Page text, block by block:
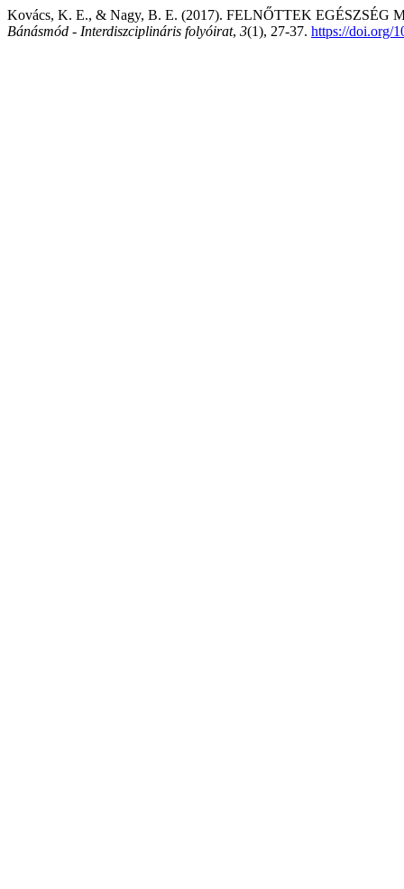
Kovács, K. E., & Nagy, B. E. (2017). FELNŐTTEK
Bánásmód - Interdiszciplináris folyóirat, 3(1), 27-37. https://doi.org/